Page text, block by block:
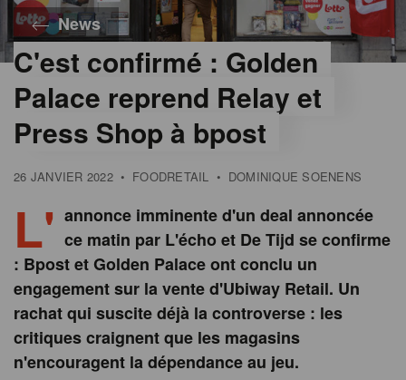
News
C'est confirmé : Golden
Palace reprend Relay et
Press Shop à bpost
26 JANVIER 2022 • FOODRETAIL • DOMINIQUE SOENENS
L' annonce imminente d'un deal annoncée
ce matin par L'écho et De Tijd se confirme
: Bpost et Golden Palace ont conclu un
engagement sur la vente d'Ubiway Retail. Un
rachat qui suscite déjà la controverse : les
critiques craignent que les magasins
n'encouragent la dépendance au jeu.